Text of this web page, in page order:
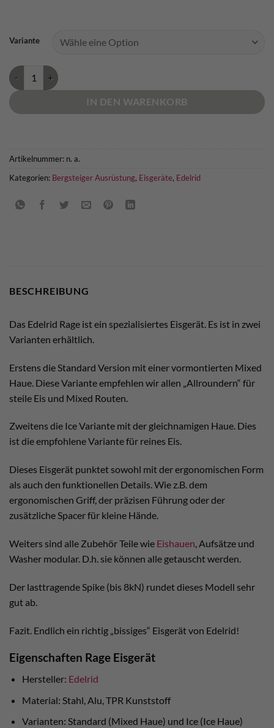
Variante
Edelrid Rage Menge
IN DEN WARENKORB
Artikelnummer: n. a.
Kategorien: Bergsteiger Ausrüstung, Eisgeräte, Edelrid
BESCHREIBUNG
Das Edelrid Rage ist ein spezialisiertes Eisgerät. Es ist in zwei
Varianten erhältlich.
Erstens die Standard Version mit einer vormontierten Mixed
Haue. Diese Variante empfehlen wir allen „Allroundern“ für
steile Eis und Mixed Routen.
Zweitens die Ice Variante mit der gleichnamigen Haue. Dies
ist die empfohlene Variante für reines Eis.
Dieses Eisgerät punktet sowohl mit der ergonomischen Form
als auch den funktionellen Details. Wie z.B. dem
ergonomischen Griff, der präzisen Führung oder der
zusätzliche Spacer für kleine Hände.
Weiters sind alle Zubehör Teile wie Eishauen, Aufsätze und
Washer modular. D.h. sie können alle getauscht werden.
Der lasttragende Spike (bis 8kN) rundet dieses Modell sehr
gut ab.
Fazit. Endlich ein richtig „bissiges“ Eisgerät von Edelrid!
Eigenschaften Rage Eisgerät
Hersteller: Edelrid
Material: Stahl, Alu, TPR Kunststoff
Varianten: Standard (Mixed Haue) und Ice (Ice Haue)